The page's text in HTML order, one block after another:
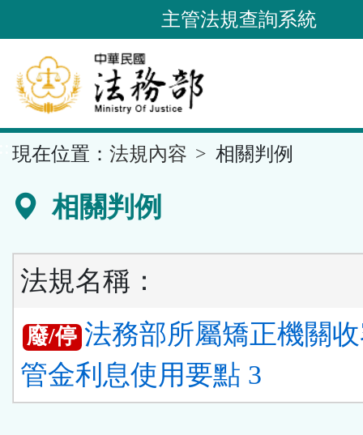
到
要
內
容
區
主管法規查詢系統
現在位置： 法規內容 相關判例
相關判例
法規名稱：
廢/停 法務部所屬矯正機關
管金利息使用要點 3